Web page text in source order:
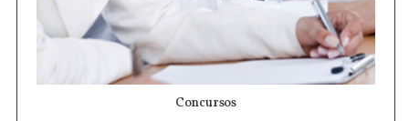
Concursos